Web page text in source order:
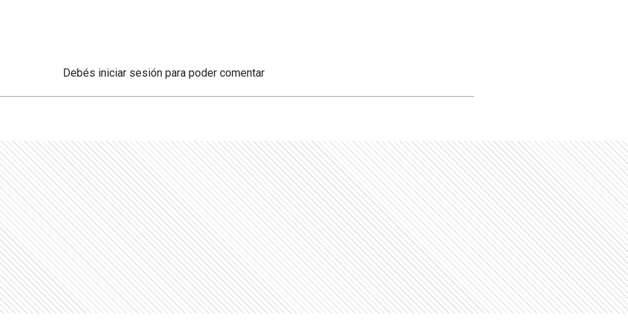
Debés iniciar sesión para poder comentar